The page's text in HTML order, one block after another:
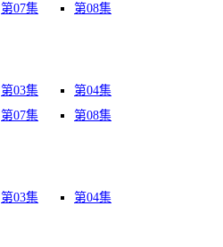
第07集
第08集
第03集
第04集
第07集
第08集
第03集
第04集